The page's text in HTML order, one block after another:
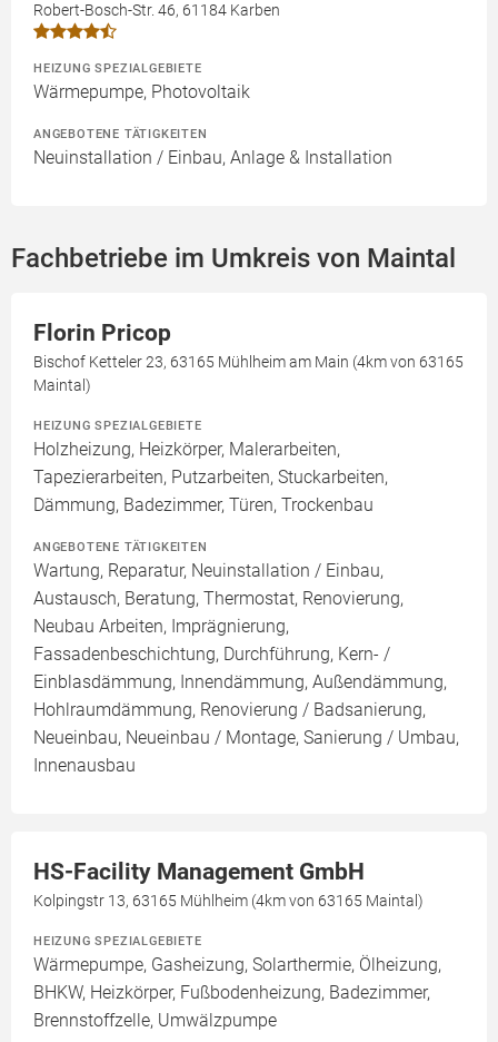
Robert-Bosch-Str. 46, 61184 Karben
HEIZUNG SPEZIALGEBIETE
Wärmepumpe, Photovoltaik
ANGEBOTENE TÄTIGKEITEN
Neuinstallation / Einbau, Anlage & Installation
Fachbetriebe im Umkreis von Maintal
Florin Pricop
Bischof Ketteler 23, 63165 Mühlheim am Main (4km von 63165
Maintal)
HEIZUNG SPEZIALGEBIETE
Holzheizung, Heizkörper, Malerarbeiten,
Tapezierarbeiten, Putzarbeiten, Stuckarbeiten,
Dämmung, Badezimmer, Türen, Trockenbau
ANGEBOTENE TÄTIGKEITEN
Wartung, Reparatur, Neuinstallation / Einbau,
Austausch, Beratung, Thermostat, Renovierung,
Neubau Arbeiten, Imprägnierung,
Fassadenbeschichtung, Durchführung, Kern- /
Einblasdämmung, Innendämmung, Außendämmung,
Hohlraumdämmung, Renovierung / Badsanierung,
Neueinbau, Neueinbau / Montage, Sanierung / Umbau,
Innenausbau
HS-Facility Management GmbH
Kolpingstr 13, 63165 Mühlheim (4km von 63165 Maintal)
HEIZUNG SPEZIALGEBIETE
Wärmepumpe, Gasheizung, Solarthermie, Ölheizung,
BHKW, Heizkörper, Fußbodenheizung, Badezimmer,
Brennstoffzelle, Umwälzpumpe